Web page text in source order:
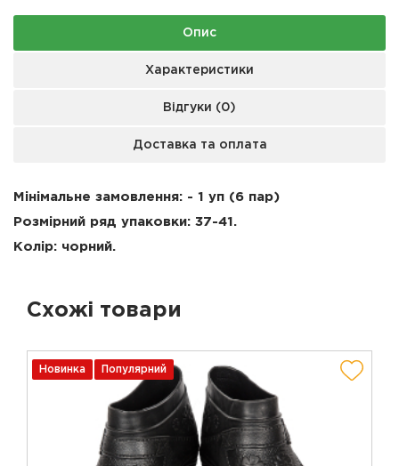
Опис
Характеристики
Відгуки (0)
Доставка та оплата
Мінімальне замовлення: - 1 уп (6 пар)
Розмірний ряд упаковки: 37-41.
Колір: чорний.
Схожі товари
Новинка Популярний